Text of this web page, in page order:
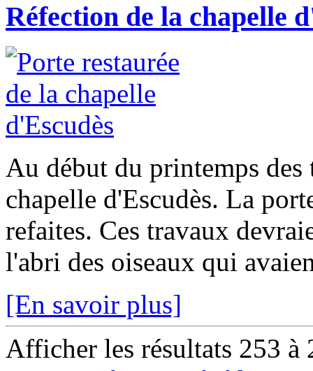
Réfection de la chapelle
Au début du printemps
chapelle d'Escudès. La
refaites. Ces travaux
l'abri des oiseaux qui
[En savoir plus]
Afficher les résultats 253 à